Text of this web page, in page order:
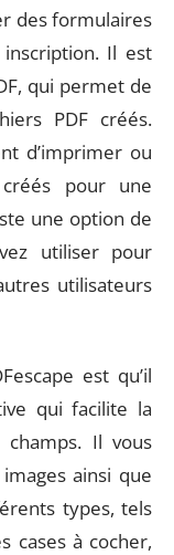
des formulaires
Il est
qui permet de
PDF créés.
d’imprimer ou
pour une
une option de
utiliser pour
utilisateurs
est qu’il
qui facilite la
Il vous
ainsi que
types, tels
cases à cocher,